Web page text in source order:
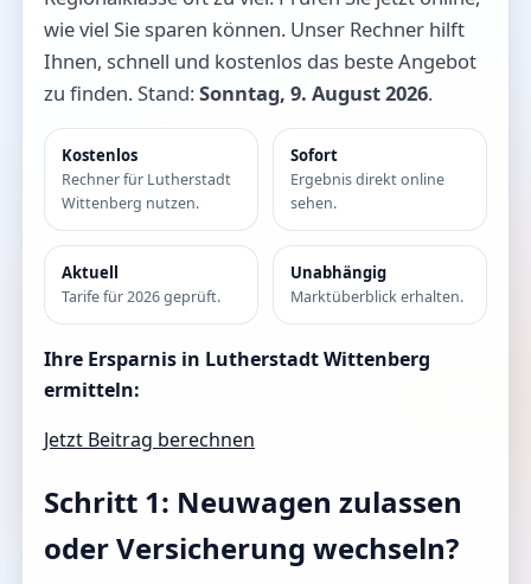
wie viel Sie sparen können. Unser Rechner hilft
Ihnen, schnell und kostenlos das beste Angebot
zu finden. Stand:Sonntag, 9. August 2026.
Kostenlos
Rechner für Lutherstadt
Wittenberg nutzen.
Sofort
Ergebnis direkt online
sehen.
Aktuell
Tarife für 2026 geprüft.
Unabhängig
Marktüberblick erhalten.
Ihre Ersparnis in Lutherstadt Wittenberg
ermitteln:
Jetzt Beitrag berechnen
Schritt 1: Neuwagen zulassen
oder Versicherung wechseln?